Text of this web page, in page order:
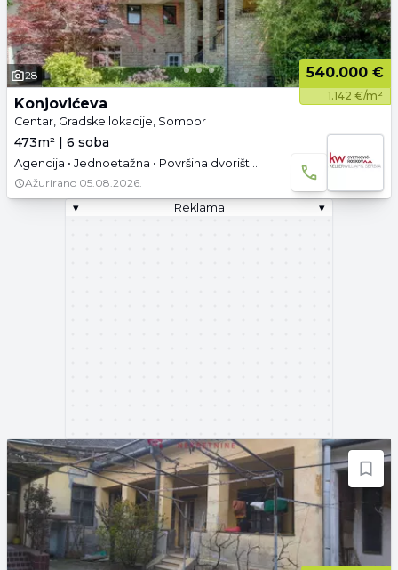
28 540.000 €
1.142 €/m²
Konjovićeva
Centar, Gradske lokacije, Sombor
473m² | 6 soba
Agencija • Jednoetažna • Površina dvorišta: 5.86 a • Video
Ažurirano 05.08.2026.
▾
Reklama ▾